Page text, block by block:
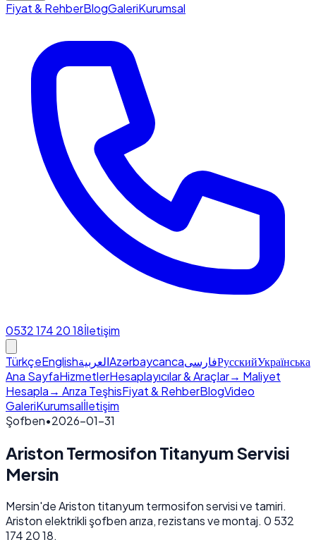
Fiyat & RehberBlogGaleriKurumsal
0532 174 20 18İletişim
TürkçeEnglishالعربيةAzərbaycancaفارسیРусскийУкраїнська
Ana SayfaHizmetlerHesaplayıcılar & Araçlar→ Maliyet
Hesapla→ Arıza TeşhisFiyat & RehberBlogVideo
GaleriKurumsalİletişim
Şofben•2026-01-31
Ariston Termosifon Titanyum Servisi
Mersin
Mersin'de Ariston titanyum termosifon servisi ve tamiri.
Ariston elektrikli şofben arıza, rezistans ve montaj. 0 532
174 20 18.